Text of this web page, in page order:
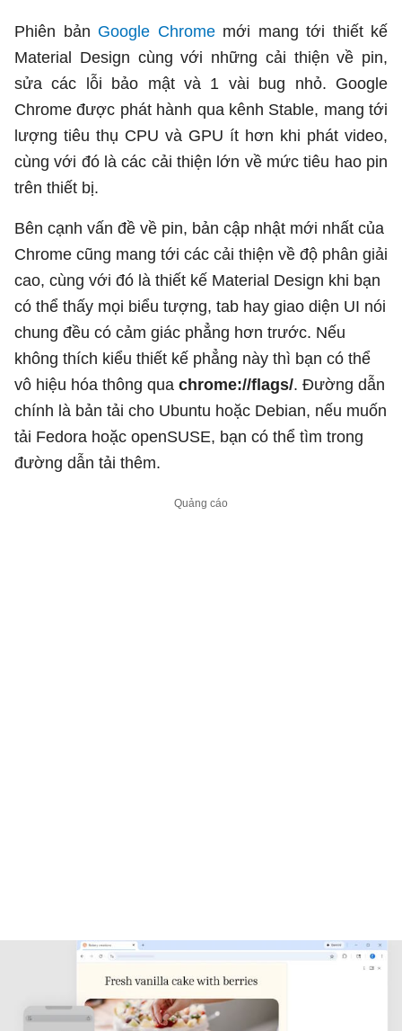
Phiên bản Google Chromemới mang tới thiết kế
Material Design cùng với những cải thiện về pin,
sửa các lỗi bảo mật và 1 vài bug nhỏ. Google
Chrome được phát hành qua kênh Stable, mang tới
lượng tiêu thụ CPU và GPU ít hơn khi phát video,
cùng với đó là các cải thiện lớn về mức tiêu hao pin
trên thiết bị.
Bên cạnh vấn đề về pin, bản cập nhật mới nhất của
Chrome cũng mang tới các cải thiện về độ phân giải
cao, cùng với đó là thiết kế Material Design khi bạn
có thể thấy mọi biểu tượng, tab hay giao diện UI nói
chung đều có cảm giác phẳng hơn trước. Nếu
không thích kiểu thiết kế phẳng này thì bạn có thể
vô hiệu hóa thông qua chrome://flags/. Đường dẫn
chính là bản tải cho Ubuntu hoặc Debian, nếu muốn
tải Fedora hoặc openSUSE, bạn có thể tìm trong
đường dẫn tải thêm.